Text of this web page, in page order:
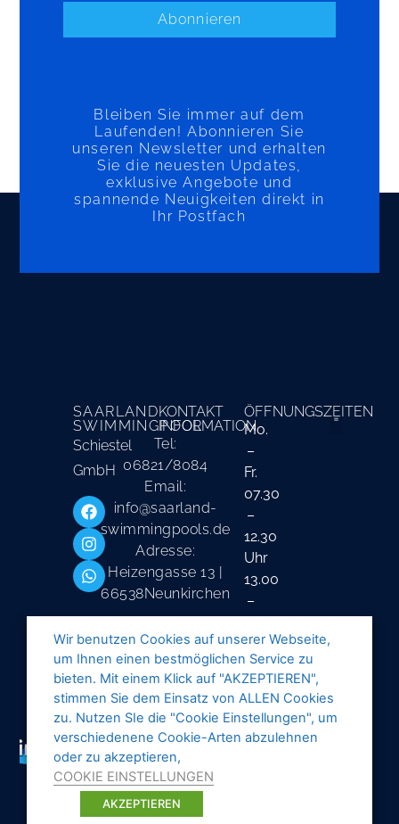
Bleiben Sie immer auf dem
Laufenden! Abonnieren Sie
unseren Newsletter und erhalten
Sie die neuesten Updates,
exklusive Angebote und
spannende Neuigkeiten direkt in
Ihr Postfach
Abonnieren
SAARLAND
SWIMMINGPOOL
Schiestel
GmbH
KONTAKT
INFORMATION
Tel:
06821/8084
Email:
info@saarland-
swimmingpools.de
Adresse:
Heizengasse 13 |
66538Neunkirchen
ÖFFNUNGSZEITEN
Mo.
–
Fr.
07.30
–
12.30
Uhr
13.00
–
16.30
Uhr
Samstag
geschlossen
Wir benutzen Cookies auf unserer Webseite,
um Ihnen einen bestmöglichen Service zu
bieten. Mit einem Klick auf "AKZEPTIEREN",
stimmen Sie dem Einsatz von ALLEN Cookies
zu. Nutzen SIe die "Cookie Einstellungen", um
verschiedenene Cookie-Arten abzulehnen
oder zu akzeptieren,
COOKIE EINSTELLUNGEN
AKZEPTIEREN